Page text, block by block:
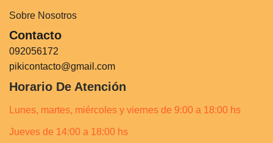
Sobre Nosotros
Contacto
092056172
pikicontacto@gmail.com
Horario De Atención
Lunes, martes, miércoles y viernes de 9:00 a 18:00 hs
Jueves de 14:00 a 18:00 hs